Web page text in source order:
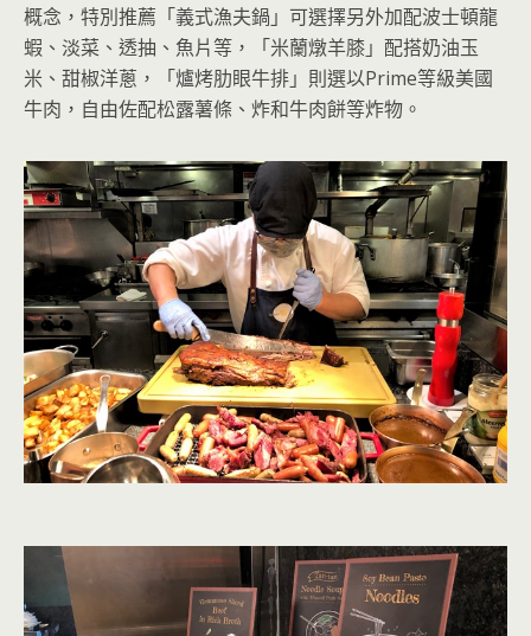
概念，特別推薦「義式漁夫鍋」可選擇另外加配波士頓龍
蝦、淡菜、透抽、魚片等，「米蘭燉羊膝」配搭奶油玉
米、甜椒洋蔥，「爐烤肋眼牛排」則選以Prime等級美國
牛肉，自由佐配松露薯條、炸和牛肉餅等炸物。